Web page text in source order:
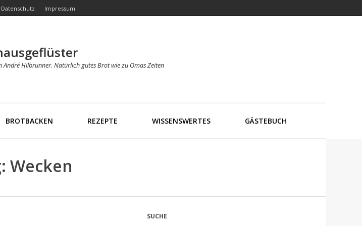
Datenschutz Impressum
André Hilbrunner. Natürlich gutes Brot wie zu Omas Zeiten
BROTBACKEN REZEPTE WISSENSWERTES GÄSTEBUCH
Wecken
SUCHE